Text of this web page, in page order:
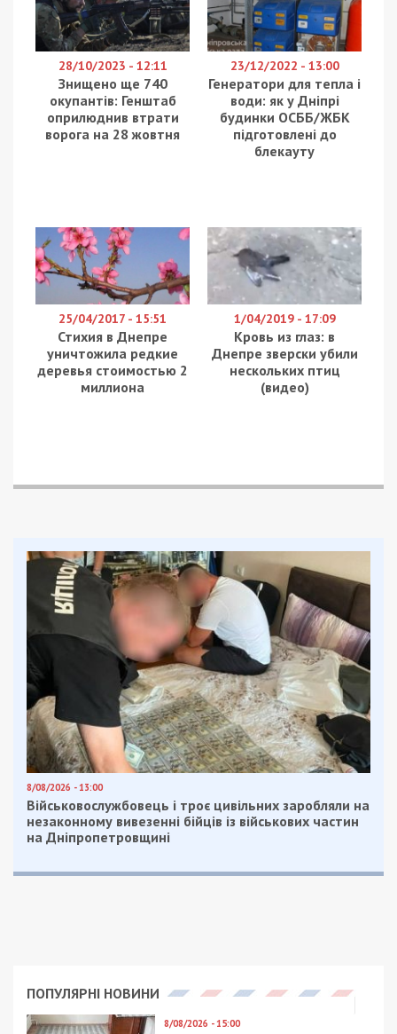
28/10/2023 - 12:11
Знищено ще 740
окупантів: Генштаб
оприлюднив втрати
ворога на 28 жовтня
23/12/2022 - 13:00
Генератори для тепла і
води: як у Дніпрі
будинки ОСББ/ЖБК
підготовлені до
блекауту
25/04/2017 - 15:51
Стихия в Днепре
уничтожила редкие
деревья стоимостью 2
миллиона
1/04/2019 - 17:09
Кровь из глаз: в
Днепре зверски убили
нескольких птиц
(видео)
8/08/2026 - 13:00
Військовослужбовець і троє цивільних заробляли на
незаконному вивезенні бійців із військових частин
на Дніпропетровщині
ПОПУЛЯРНІ НОВИНИ
8/08/2026 - 15:00